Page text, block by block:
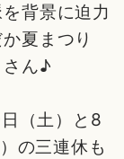
背景に迫力
夏まつり
ん♪
（土）と8
の三連休も